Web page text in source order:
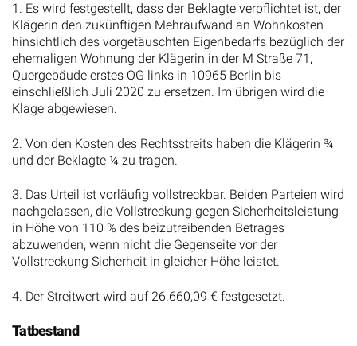
1. Es wird festgestellt, dass der Beklagte verpflichtet ist, der
Klägerin den zukünftigen Mehraufwand an Wohnkosten
hinsichtlich des vorgetäuschten Eigenbedarfs bezüglich der
ehemaligen Wohnung der Klägerin in der M Straße 71,
Quergebäude erstes OG links in 10965 Berlin bis
einschließlich Juli 2020 zu ersetzen. Im übrigen wird die
Klage abgewiesen.
2. Von den Kosten des Rechtsstreits haben die Klägerin ¾
und der Beklagte ¼ zu tragen.
3. Das Urteil ist vorläufig vollstreckbar. Beiden Parteien wird
nachgelassen, die Vollstreckung gegen Sicherheitsleistung
in Höhe von 110 % des beizutreibenden Betrages
abzuwenden, wenn nicht die Gegenseite vor der
Vollstreckung Sicherheit in gleicher Höhe leistet.
4. Der Streitwert wird auf 26.660,09 € festgesetzt.
Tatbestand